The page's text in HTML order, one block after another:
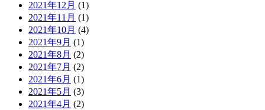
2021年12月 (1)
2021年11月 (1)
2021年10月 (4)
2021年9月 (1)
2021年8月 (2)
2021年7月 (2)
2021年6月 (1)
2021年5月 (3)
2021年4月 (2)